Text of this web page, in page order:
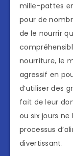
mille-pattes
pour de
de le nourrir
nourriture, le
agressif en
d’utiliser des
fait de leur
ou six jours
processus
divertissant.